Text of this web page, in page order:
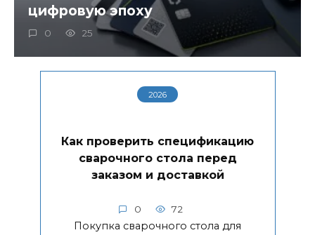
цифровую эпоху
0 25
2026
Как проверить спецификацию
сварочного стола перед
заказом и доставкой
0 72
Покупка сварочного стола для